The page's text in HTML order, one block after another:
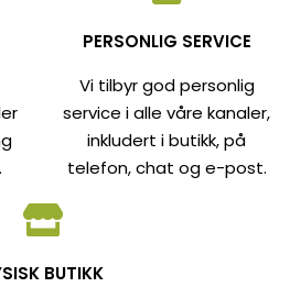
PERSONLIG SERVICE
Vi tilbyr god personlig
service i alle våre kanaler,
inkludert i butikk, på
telefon, chat og e-post.
BUTIKK